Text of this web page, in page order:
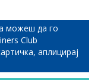
можеш да го
Club
аплицирај